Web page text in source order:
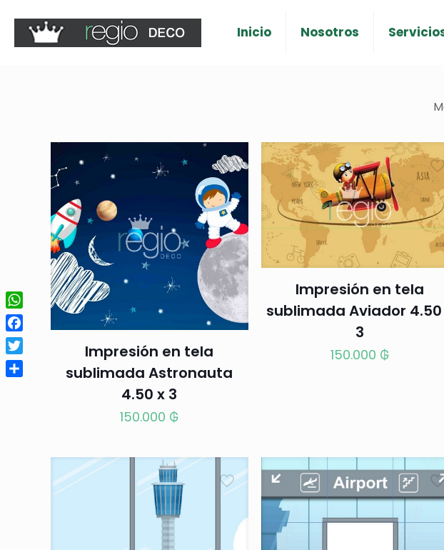
Inicio Nosotros
Impresión en tela
sublimada Astronauta
4.50 x 3
150.000 ₲
Impresión en tela
sublimada Aviador 4.50
3
150.000 ₲
WhatsApp
Facebook
Twitter